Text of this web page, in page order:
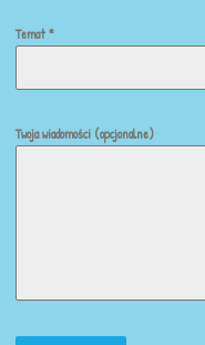
Temat*
Twoja wiadomości (opcjonalne)